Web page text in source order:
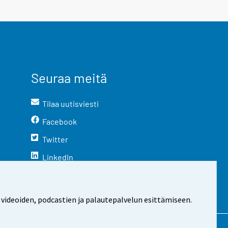
podcastien ja palautepalvelun esittämiseen.
Seuraa meitä
Tilaa uutisviesti
Facebook
Twitter
LinkedIn